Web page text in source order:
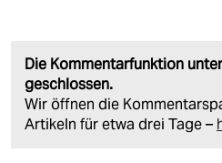
Die Kommentarfunktion
geschlossen.
Wir öffnen die
Artikeln für etwa drei Tage –